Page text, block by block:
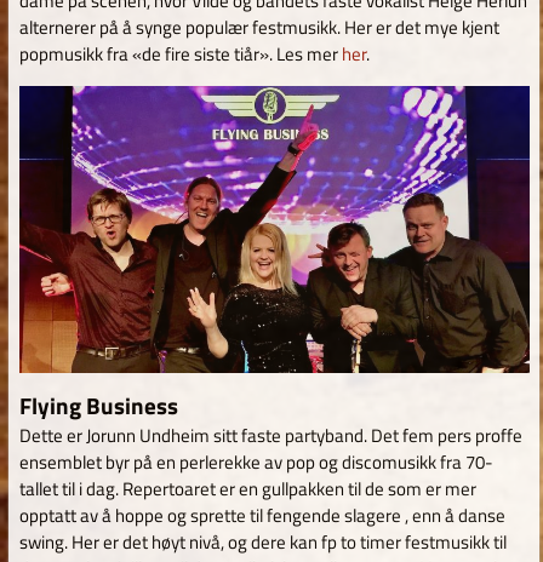
alternerer på å synge populær festmusikk. Her er det mye kjent
popmusikk fra «de fire siste tiår». Les merher.
Flying Business
Dette er Jorunn Undheim sitt faste partyband. Det fem pers proffe
ensemblet byr på en perlerekke av pop og discomusikk fra 70-
tallet til i dag. Repertoaret er en gullpakken til de som er mer
opptatt av å hoppe og sprette til fengende slagere , enn å danse
swing. Her er det høyt nivå, og dere kan fp to timer festmusikk til